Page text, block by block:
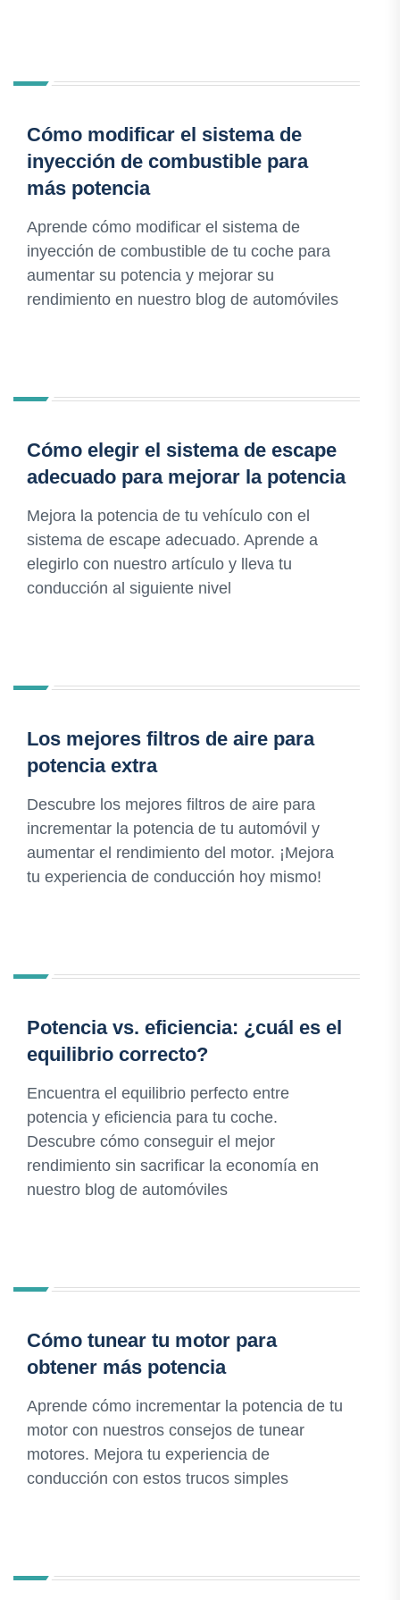
Cómo modificar el sistema de
inyección de combustible para
más potencia
Aprende cómo modificar el sistema de
inyección de combustible de tu coche para
aumentar su potencia y mejorar su
rendimiento en nuestro blog de automóviles
Cómo elegir el sistema de escape
adecuado para mejorar la potencia
Mejora la potencia de tu vehículo con el
sistema de escape adecuado. Aprende a
elegirlo con nuestro artículo y lleva tu
conducción al siguiente nivel
Los mejores filtros de aire para
potencia extra
Descubre los mejores filtros de aire para
incrementar la potencia de tu automóvil y
aumentar el rendimiento del motor. ¡Mejora
tu experiencia de conducción hoy mismo!
Potencia vs. eficiencia: ¿cuál es el
equilibrio correcto?
Encuentra el equilibrio perfecto entre
potencia y eficiencia para tu coche.
Descubre cómo conseguir el mejor
rendimiento sin sacrificar la economía en
nuestro blog de automóviles
Cómo tunear tu motor para
obtener más potencia
Aprende cómo incrementar la potencia de tu
motor con nuestros consejos de tunear
motores. Mejora tu experiencia de
conducción con estos trucos simples